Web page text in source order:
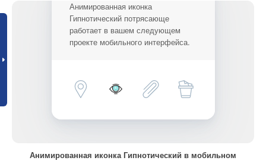
Анимированная иконка
Гипнотический потрясающе
работает в вашем следующем
проекте мобильного интерфейса.
Анимированная иконка Гипнотический в мобильном